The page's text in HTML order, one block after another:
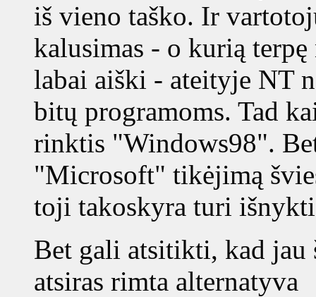
iš vieno taško. Ir
kalusimas - o kurią
labai aiški - ateityje NT
bitų programoms. Tad
rinktis "Windows98".
"Microsoft" tikėjimą
toji takoskyra turi
Bet gali atsitikti, kad jau
atsiras rimta alternatyva